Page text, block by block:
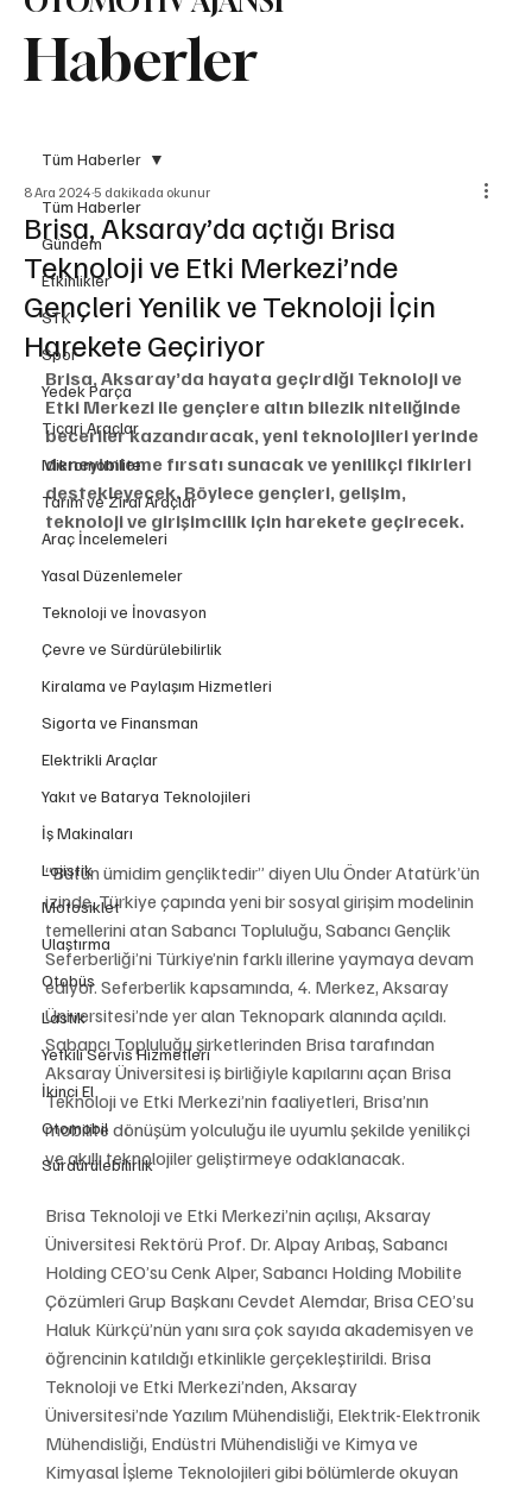
Haberler
Tüm Haberler
Gündem
Etkinlikler
STK
Spor
Yedek Parça
Ticari Araçlar
Mikromobilite
Tarım ve Zirai Araçlar
Araç İncelemeleri
Yasal Düzenlemeler
Teknoloji ve İnovasyon
Çevre ve Sürdürülebilirlik
Kiralama ve Paylaşım Hizmetleri
Sigorta ve Finansman
Elektrikli Araçlar
Yakıt ve Batarya Teknolojileri
İş Makinaları
Lojistik
Motosiklet
Ulaştırma
Otobüs
Lastik
Yetkili Servis Hizmetleri
İkinci El
Otomobil
Sürdürülebilirlik
Tüm Haberler
Brisa, Aksaray’da açtığı Brisa
Teknoloji ve Etki Merkezi’nde
Gençleri Yenilik ve Teknoloji İçin
Harekete Geçiriyor
8 Ara 2024 5 dakikada okunur
Brisa, Aksaray’da hayata geçirdiği Teknoloji ve
Etki Merkezi ile gençlere altın bilezik niteliğinde
beceriler kazandıracak, yeni teknolojileri yerinde
deneyimleme fırsatı sunacak ve yenilikçi fikirleri
destekleyecek. Böylece gençleri, gelişim,
teknoloji ve girişimcilik için harekete geçirecek.
“Bütün ümidim gençliktedir” diyen Ulu Önder Atatürk’ün
izinde, Türkiye çapında yeni bir sosyal girişim modelinin
temellerini atan Sabancı Topluluğu, Sabancı Gençlik
Seferberliği’ni Türkiye’nin farklı illerine yaymaya devam
ediyor. Seferberlik kapsamında, 4. Merkez, Aksaray
Üniversitesi’nde yer alan Teknopark alanında açıldı.
Sabancı Topluluğu şirketlerinden Brisa tarafından
Aksaray Üniversitesi iş birliğiyle kapılarını açan Brisa
Teknoloji ve Etki Merkezi’nin faaliyetleri, Brisa’nın
mobilite dönüşüm yolculuğu ile uyumlu şekilde yenilikçi
ve akıllı teknolojiler geliştirmeye odaklanacak.
Brisa Teknoloji ve Etki Merkezi’nin açılışı, Aksaray
Üniversitesi Rektörü Prof. Dr. Alpay Arıbaş, Sabancı
Holding CEO’su Cenk Alper, Sabancı Holding Mobilite
Çözümleri Grup Başkanı Cevdet Alemdar, Brisa CEO’su
Haluk Kürkçü’nün yanı sıra çok sayıda akademisyen ve
öğrencinin katıldığı etkinlikle gerçekleştirildi. Brisa
Teknoloji ve Etki Merkezi’nden, Aksaray
Üniversitesi’nde Yazılım Mühendisliği, Elektrik-Elektronik
Mühendisliği, Endüstri Mühendisliği ve Kimya ve
Kimyasal İşleme Teknolojileri gibi bölümlerde okuyan